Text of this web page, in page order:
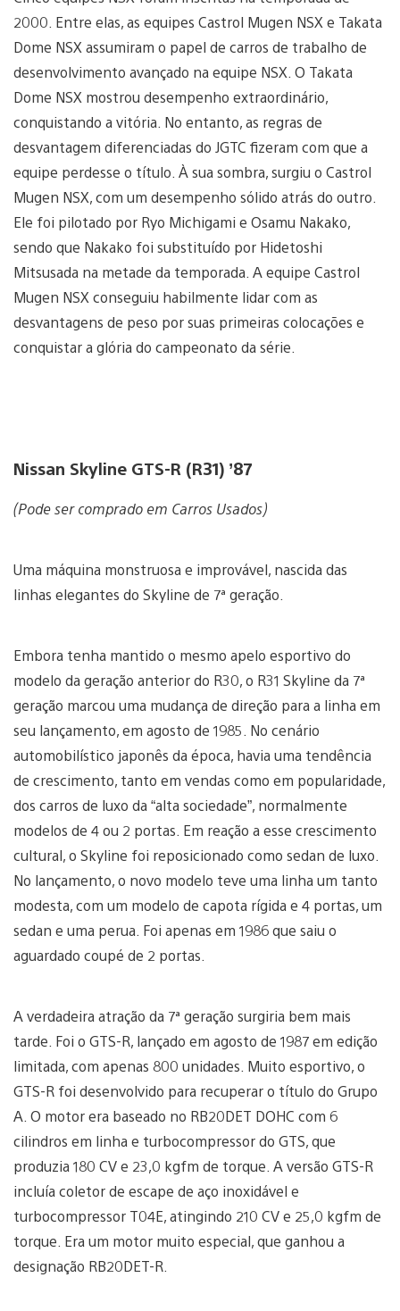
2000. Entre elas, as equipes Castrol Mugen NSX e Takata
Dome NSX assumiram o papel de carros de trabalho de
desenvolvimento avançado na equipe NSX. O Takata
Dome NSX mostrou desempenho extraordinário,
conquistando a vitória. No entanto, as regras de
desvantagem diferenciadas do JGTC fizeram com que a
equipe perdesse o título. À sua sombra, surgiu o Castrol
Mugen NSX, com um desempenho sólido atrás do outro.
Ele foi pilotado por Ryo Michigami e Osamu Nakako,
sendo que Nakako foi substituído por Hidetoshi
Mitsusada na metade da temporada. A equipe Castrol
Mugen NSX conseguiu habilmente lidar com as
desvantagens de peso por suas primeiras colocações e
conquistar a glória do campeonato da série.
Nissan Skyline GTS-R (R31) ’87
(Pode ser comprado em Carros Usados)
Uma máquina monstruosa e improvável, nascida das
linhas elegantes do Skyline de 7ª geração.
Embora tenha mantido o mesmo apelo esportivo do
modelo da geração anterior do R30, o R31 Skyline da 7ª
geração marcou uma mudança de direção para a linha em
seu lançamento, em agosto de 1985. No cenário
automobilístico japonês da época, havia uma tendência
de crescimento, tanto em vendas como em popularidade,
dos carros de luxo da “alta sociedade”, normalmente
modelos de 4 ou 2 portas. Em reação a esse crescimento
cultural, o Skyline foi reposicionado como sedan de luxo.
No lançamento, o novo modelo teve uma linha um tanto
modesta, com um modelo de capota rígida e 4 portas, um
sedan e uma perua. Foi apenas em 1986 que saiu o
aguardado coupé de 2 portas.
A verdadeira atração da 7ª geração surgiria bem mais
tarde. Foi o GTS-R, lançado em agosto de 1987 em edição
limitada, com apenas 800 unidades. Muito esportivo, o
GTS-R foi desenvolvido para recuperar o título do Grupo
A. O motor era baseado no RB20DET DOHC com 6
cilindros em linha e turbocompressor do GTS, que
produzia 180 CV e 23,0 kgfm de torque. A versão GTS-R
incluía coletor de escape de aço inoxidável e
turbocompressor T04E, atingindo 210 CV e 25,0 kgfm de
torque. Era um motor muito especial, que ganhou a
designação RB20DET-R.